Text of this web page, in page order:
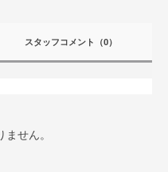
スタッフコメント （0）
ません。